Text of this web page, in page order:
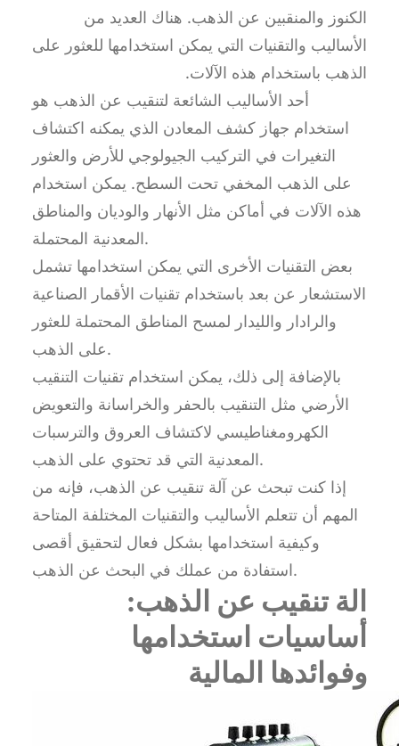
الكنوز والمنقبين عن الذهب. هناك العديد من
الأساليب والتقنيات التي يمكن استخدامها للعثور على
الذهب باستخدام هذه الآلات.
أحد الأساليب الشائعة لتنقيب عن الذهب هو
استخدام جهاز كشف المعادن الذي يمكنه اكتشاف
التغيرات في التركيب الجيولوجي للأرض والعثور
على الذهب المخفي تحت السطح. يمكن استخدام
هذه الآلات في أماكن مثل الأنهار والوديان والمناطق
المعدنية المحتملة.
بعض التقنيات الأخرى التي يمكن استخدامها تشمل
الاستشعار عن بعد باستخدام تقنيات الأقمار الصناعية
والرادار والليدار لمسح المناطق المحتملة للعثور
على الذهب.
بالإضافة إلى ذلك، يمكن استخدام تقنيات التنقيب
الأرضي مثل التنقيب بالحفر والخراسانة والتعويض
الكهرومغناطيسي لاكتشاف العروق والترسبات
المعدنية التي قد تحتوي على الذهب.
إذا كنت تبحث عن آلة تنقيب عن الذهب، فإنه من
المهم أن تتعلم الأساليب والتقنيات المختلفة المتاحة
وكيفية استخدامها بشكل فعال لتحقيق أقصى
استفادة من عملك في البحث عن الذهب.
الة تنقيب عن الذهب:
أساسيات استخدامها
وفوائدها المالية